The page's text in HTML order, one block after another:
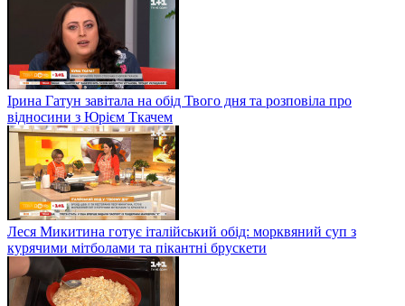
Ірина Гатун завітала на обід Твого дня та розповіла про
відносини з Юрієм Ткачем
Леся Микитина готує італійський обід: морквяний суп з
курячими мітболами та пікантні брускети